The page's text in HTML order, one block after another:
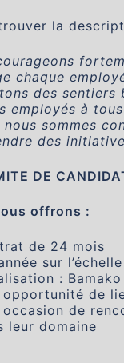
la
chaque
des sentiers
employés à
nous sommes
des
DE
offrons :
de 24 mois
sur
: Bamako
opportunité de
occasion de
leur domaine